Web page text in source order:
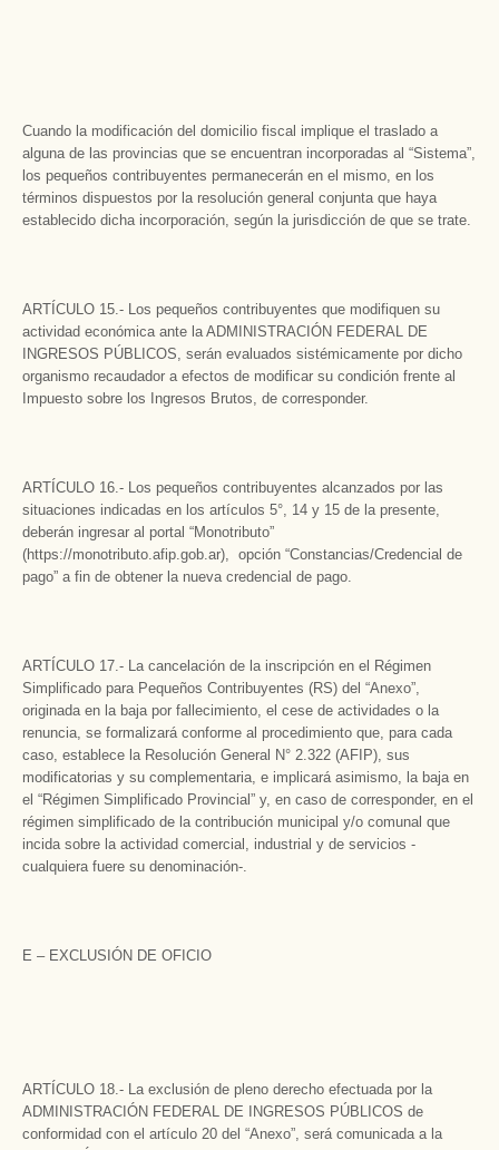
Cuando la modificación del domicilio fiscal implique el traslado a
alguna de las provincias que se encuentran incorporadas al “Sistema”,
los pequeños contribuyentes permanecerán en el mismo, en los
términos dispuestos por la resolución general conjunta que haya
establecido dicha incorporación, según la jurisdicción de que se trate.
ARTÍCULO 15.- Los pequeños contribuyentes que modifiquen su
actividad económica ante la ADMINISTRACIÓN FEDERAL DE
INGRESOS PÚBLICOS, serán evaluados sistémicamente por dicho
organismo recaudador a efectos de modificar su condición frente al
Impuesto sobre los Ingresos Brutos, de corresponder.
ARTÍCULO 16.- Los pequeños contribuyentes alcanzados por las
situaciones indicadas en los artículos 5°, 14 y 15 de la presente,
deberán ingresar al portal “Monotributo”
(https://monotributo.afip.gob.ar), opción “Constancias/Credencial de
pago” a fin de obtener la nueva credencial de pago.
ARTÍCULO 17.- La cancelación de la inscripción en el Régimen
Simplificado para Pequeños Contribuyentes (RS) del “Anexo”,
originada en la baja por fallecimiento, el cese de actividades o la
renuncia, se formalizará conforme al procedimiento que, para cada
caso, establece la Resolución General N° 2.322 (AFIP), sus
modificatorias y su complementaria, e implicará asimismo, la baja en
el “Régimen Simplificado Provincial” y, en caso de corresponder, en el
régimen simplificado de la contribución municipal y/o comunal que
incida sobre la actividad comercial, industrial y de servicios -
cualquiera fuere su denominación-.
E – EXCLUSIÓN DE OFICIO
ARTÍCULO 18.- La exclusión de pleno derecho efectuada por la
ADMINISTRACIÓN FEDERAL DE INGRESOS PÚBLICOS de
conformidad con el artículo 20 del “Anexo”, será comunicada a la